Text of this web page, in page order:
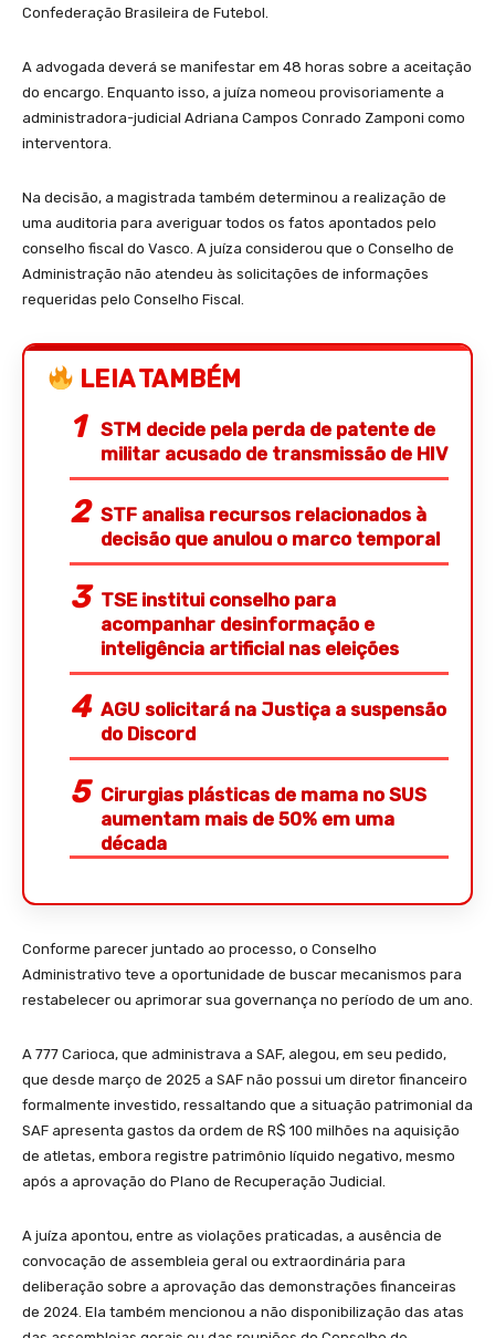
Confederação Brasileira de Futebol.
A advogada deverá se manifestar em 48 horas sobre a aceitação
do encargo. Enquanto isso, a juíza nomeou provisoriamente a
administradora-judicial Adriana Campos Conrado Zamponi como
interventora.
Na decisão, a magistrada também determinou a realização de
uma auditoria para averiguar todos os fatos apontados pelo
conselho fiscal do Vasco. A juíza considerou que o Conselho de
Administração não atendeu às solicitações de informações
requeridas pelo Conselho Fiscal.
LEIA TAMBÉM
STM decide pela perda de patente de
militar acusado de transmissão de HIV
STF analisa recursos relacionados à
decisão que anulou o marco temporal
TSE institui conselho para
acompanhar desinformação e
inteligência artificial nas eleições
AGU solicitará na Justiça a suspensão
do Discord
Cirurgias plásticas de mama no SUS
aumentam mais de 50% em uma
década
Conforme parecer juntado ao processo, o Conselho
Administrativo teve a oportunidade de buscar mecanismos para
restabelecer ou aprimorar sua governança no período de um ano.
A 777 Carioca, que administrava a SAF, alegou, em seu pedido,
que desde março de 2025 a SAF não possui um diretor financeiro
formalmente investido, ressaltando que a situação patrimonial da
SAF apresenta gastos da ordem de R$ 100 milhões na aquisição
de atletas, embora registre patrimônio líquido negativo, mesmo
após a aprovação do Plano de Recuperação Judicial.
A juíza apontou, entre as violações praticadas, a ausência de
convocação de assembleia geral ou extraordinária para
deliberação sobre a aprovação das demonstrações financeiras
de 2024. Ela também mencionou a não disponibilização das atas